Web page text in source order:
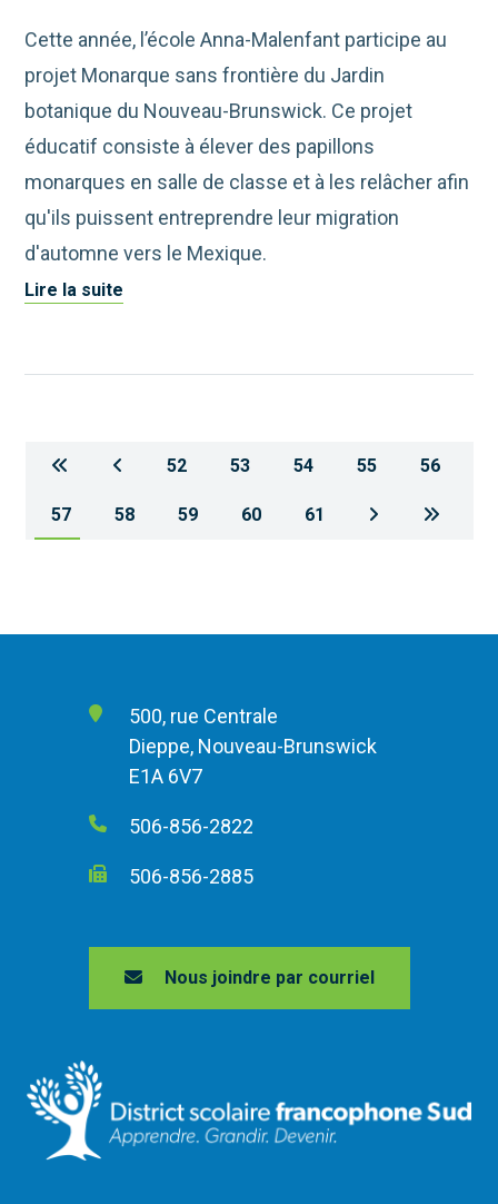
Cette année, l’école Anna-Malenfant participe au
projet Monarque sans frontière du Jardin
botanique du Nouveau-Brunswick. Ce projet
éducatif consiste à élever des papillons
monarques en salle de classe et à les relâcher afin
qu'ils puissent entreprendre leur migration
d'automne vers le Mexique.
Lire la suite
52 53 54 55 56
57 58 59 60 61
500, rue Centrale
Dieppe, Nouveau-Brunswick
E1A 6V7
506-856-2822
506-856-2885
Nous joindre par courriel